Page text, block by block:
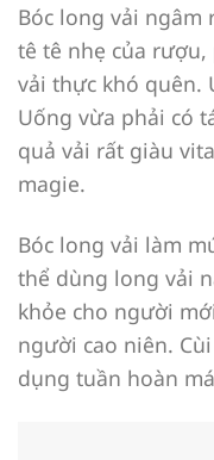
Bóc long vải ngâm
tê tê nhẹ của
vải thực khó quên.
Uống vừa phải có
quả vải rất giàu
magie.
Bóc long vải làm
thể dùng long vải
khỏe cho người
người cao niên.
dụng tuần hoàn